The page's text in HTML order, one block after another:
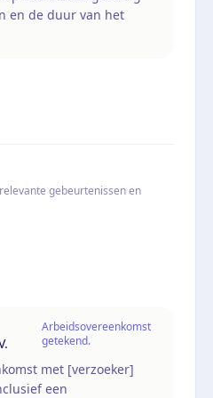
en de duur van het
gebeurtenissen en
Arbeidsovereenkomst
getekend.
met [verzoeker]
een